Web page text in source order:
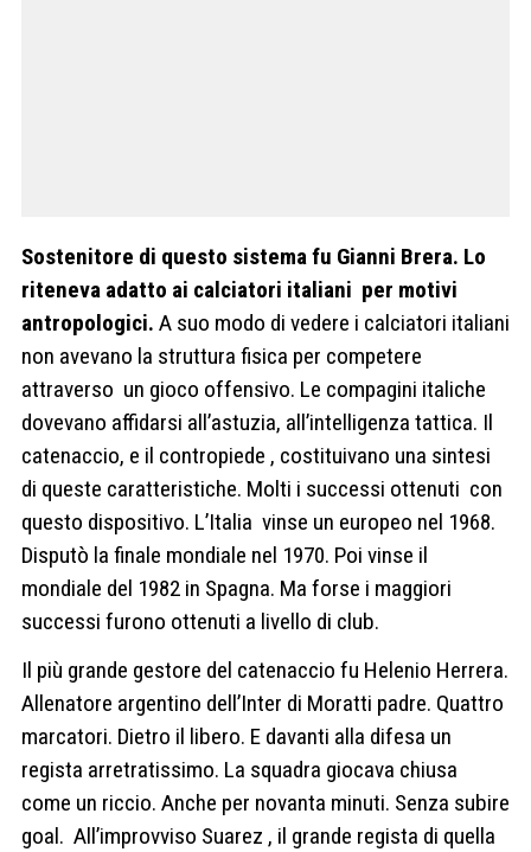
Sostenitore di questo sistema fu Gianni Brera. Lo
riteneva adatto ai calciatori italiani per motivi
antropologici. A suo modo di vedere i calciatori italiani
non avevano la struttura fisica per competere
attraverso un gioco offensivo. Le compagini italiche
dovevano affidarsi all’astuzia, all’intelligenza tattica. Il
catenaccio, e il contropiede , costituivano una sintesi
di queste caratteristiche. Molti i successi ottenuti con
questo dispositivo. L’Italia vinse un europeo nel 1968.
Disputò la finale mondiale nel 1970. Poi vinse il
mondiale del 1982 in Spagna. Ma forse i maggiori
successi furono ottenuti a livello di club.
Il più grande gestore del catenaccio fu Helenio Herrera.
Allenatore argentino dell’Inter di Moratti padre. Quattro
marcatori. Dietro il libero. E davanti alla difesa un
regista arretratissimo. La squadra giocava chiusa
come un riccio. Anche per novanta minuti. Senza subire
goal. All’improvviso Suarez , il grande regista di quella